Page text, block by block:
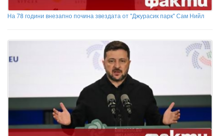
На 78 години внезапно почина звездата от "Джурасик парк" Сам Нийл